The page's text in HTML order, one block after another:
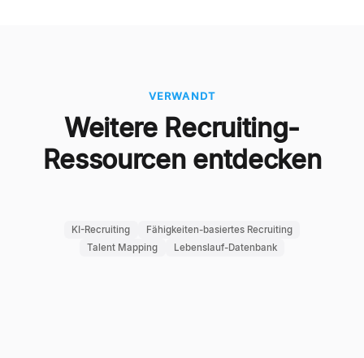
VERWANDT
Weitere Recruiting-
Ressourcen entdecken
KI-Recruiting
Fähigkeiten-basiertes Recruiting
Talent Mapping
Lebenslauf-Datenbank